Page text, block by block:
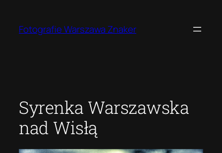
treściFotografie Warszawa Znaker
Syrenka Warszawska
nad Wisłą